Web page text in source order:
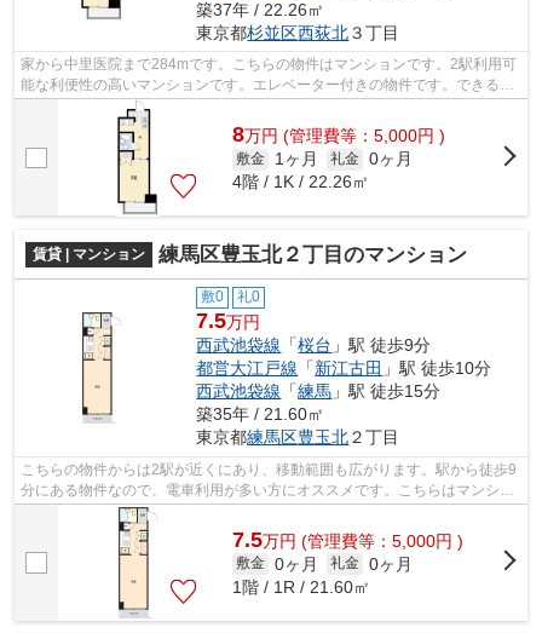
築37年 / 22.26㎡
東京都杉並区西荻北３丁目
家から中里医院まで284mです。こちらの物件はマンションです。2駅利用可
能な利便性の高いマンションです。エレベーター付きの物件です。できるだ
け早めに不動産情報を集めたい方は当社...
8万円 (管理費等：5,000円 )
敷金 1ヶ月 礼金 0ヶ月
4階 / 1K / 22.26㎡
賃貸 | マンション 練馬区豊玉北２丁目のマンション
敷0 礼0
7.5万円
西武池袋線 「桜台 」駅 徒歩9分
都営大江戸線 「新江古田 」駅 徒歩10分
西武池袋線 「練馬 」駅 徒歩15分
築35年 / 21.60㎡
東京都練馬区豊玉北２丁目
こちらの物件からは2駅が近くにあり、移動範囲も広がります。駅から徒歩9
分にある物件なので、電車利用が多い方にオススメです。こちらはマンショ
ンタイプになります。こだわりの賃貸...
7.5万円 (管理費等：5,000円 )
敷金 0ヶ月 礼金 0ヶ月
1階 / 1R / 21.60㎡